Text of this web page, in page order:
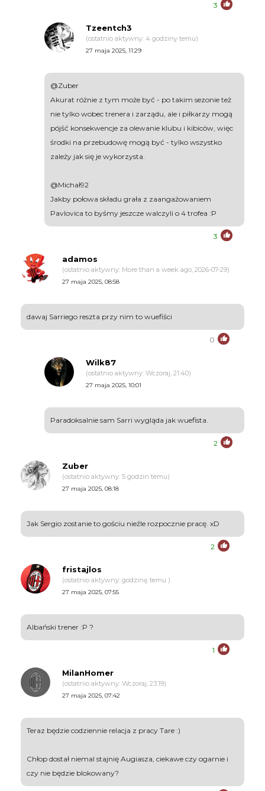
3
Tzeentch3
(ostatnio aktywny: 4 godziny temu)
27 maja 2025, 11:29
@Zuber
Akurat różnie z tym może być - po takim sezonie też
nie tylko wobec trenera i zarządu, ale i piłkarzy mogą
pójść konsekwencje za olewanie klubu i kibiców, więc
środki na przebudowę mogą być - tylko wszystko
zależy jak się je wykorzysta.
@Michał92
Jakby połowa składu grała z zaangażowaniem
Pavlovica to byśmy jeszcze walczyli o 4 trofea :P
3
adamos
(ostatnio aktywny: More than a week ago, 2026-07-29)
27 maja 2025, 08:58
dawaj Sarriego reszta przy nim to wuefiści
0
Wilk87
(ostatnio aktywny: Wczoraj, 21:40)
27 maja 2025, 10:01
Paradoksalnie sam Sarri wygląda jak wuefista.
2
Zuber
(ostatnio aktywny: 5 godzin temu)
27 maja 2025, 08:18
Jak Sergio zostanie to gościu nieźle rozpocznie pracę. xD
2
fristajlos
(ostatnio aktywny: godzinę temu )
27 maja 2025, 07:55
Albański trener :P ?
1
MilanHomer
(ostatnio aktywny: Wczoraj, 23:19)
27 maja 2025, 07:42
Teraz będzie codziennie relacja z pracy Tare :)
Chłop dostał niemal stajnię Augiasza, ciekawe czy ogarnie i
czy nie będzie blokowany?